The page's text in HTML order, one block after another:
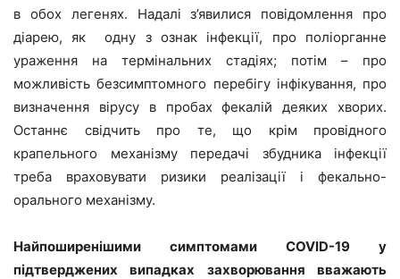
в обох легенях. Надалі з’явилися повідомлення про
діарею, як одну з ознак інфекції, про поліорганне
ураження на термінальних стадіях; потім – про
можливість безсимптомного перебігу інфікування, про
визначення вірусу в пробах фекалій деяких хворих.
Останнє свідчить про те, що крім провідного
крапельного механізму передачі збудника інфекції
треба враховувати ризики реалізації і фекально-
орального механізму.
Найпоширенішими симптомами COVID-19 у
підтверджених випадках захворювання вважають